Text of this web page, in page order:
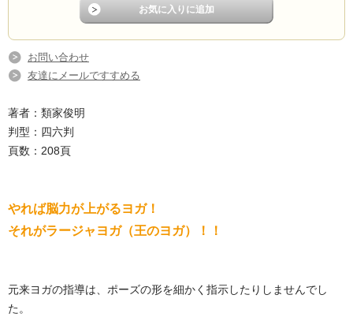
お問い合わせ
友達にメールですすめる
著者：類家俊明
判型：四六判
頁数：208頁
やれば脳力が上がるヨガ！
それがラージャヨガ（王のヨガ）！！
元来ヨガの指導は、ポーズの形を細かく指示したりしませんでし
た。